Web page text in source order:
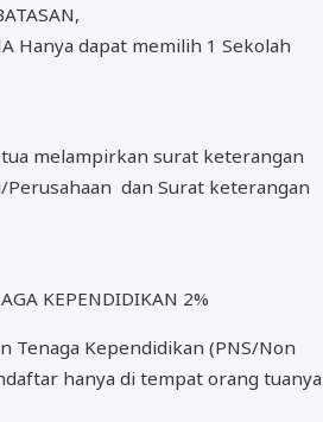
Hanya dapat memilih 1 Sekolah
melampirkan surat keterangan
dan Surat keterangan
KEPENDIDIKAN 2%
Tenaga Kependidikan (PNS/Non
hanya di tempat orang tuanya